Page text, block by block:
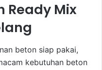
Ready Mix
beton siap pakai,
kebutuhan beton